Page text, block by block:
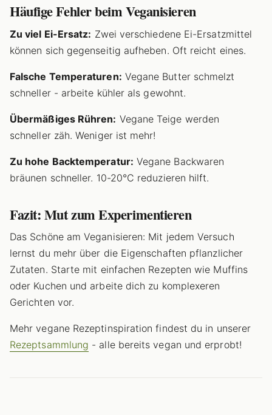
Häufige Fehler beim Veganisieren
Zu viel Ei-Ersatz: Zwei verschiedene Ei-Ersatzmittel
können sich gegenseitig aufheben. Oft reicht eines.
Falsche Temperaturen: Vegane Butter schmelzt
schneller - arbeite kühler als gewohnt.
Übermäßiges Rühren: Vegane Teige werden
schneller zäh. Weniger ist mehr!
Zu hohe Backtemperatur: Vegane Backwaren
bräunen schneller. 10-20°C reduzieren hilft.
Fazit: Mut zum Experimentieren
Das Schöne am Veganisieren: Mit jedem Versuch
lernst du mehr über die Eigenschaften pflanzlicher
Zutaten. Starte mit einfachen Rezepten wie Muffins
oder Kuchen und arbeite dich zu komplexeren
Gerichten vor.
Mehr vegane Rezeptinspiration findest du in unserer
Rezeptsammlung - alle bereits vegan und erprobt!